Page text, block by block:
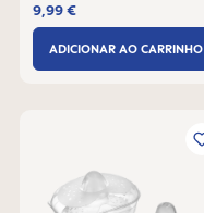
9,99 €
ADICIONAR AO CARRINHO